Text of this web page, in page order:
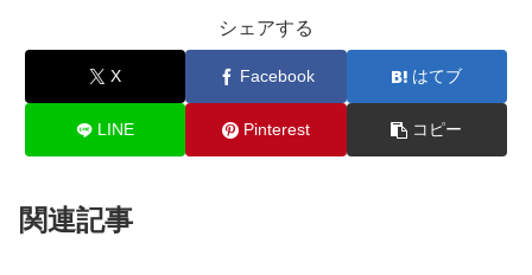
シェアする
X Facebook はてブ
LINE Pinterest コピー
関連記事